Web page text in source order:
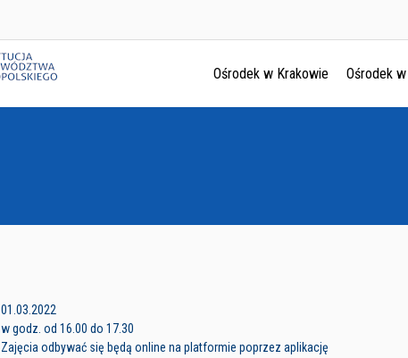
Ośrodek w Krakowie Ośrodek
01.03.2022
w godz. od 16.00 do 17.30
Zajęcia odbywać się będą online na platformie poprzez aplikację
Ośrodek w